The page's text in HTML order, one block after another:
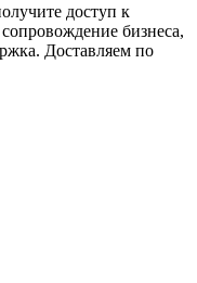
доступ к
бизнеса,
Доставляем по